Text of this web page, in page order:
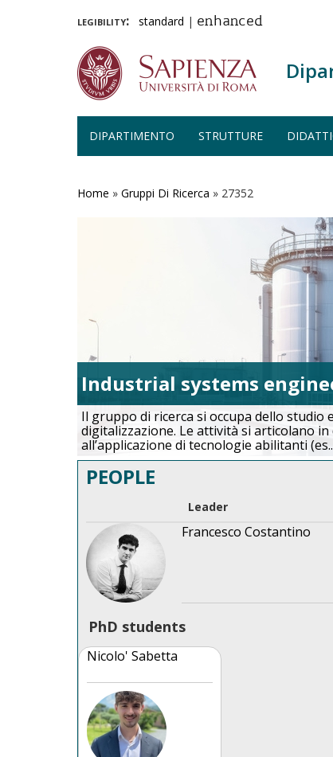
legibility: standard | enhanced
DIPARTIMENTO STRUTTURE
Home » Gruppi Di Ricerca » 27352
Industrial systems
Il gruppo di ricerca si occupa dello
digitalizzazione. Le attività si articolano
all’applicazione di tecnologie abilitanti (es.
PEOPLE
Leader
Francesco Costantino
PhD students
Nicolo' Sabetta